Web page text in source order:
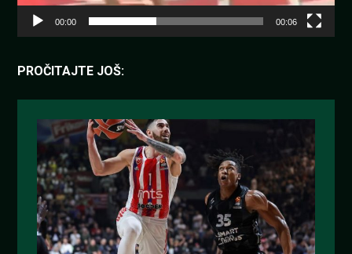
00:00 00:06
PROČITAJTE JOŠ: